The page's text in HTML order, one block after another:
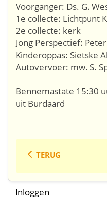
Voorganger: Ds. G.
1e collecte: Lichtpunt
2e collecte: kerk
Jong Perspectief:
Kinderoppas: Sietske
Autovervoer: mw. S.
Bennemastate 15:30
uit Burdaard
TERUG
Inloggen